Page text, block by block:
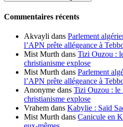
Commentaires récents
Akvayli dans Parlement
l’APN prête allégeance à
Mist Murth dans Tizi Ouzou :
christianisme explose
Mist Murth dans Parlement
l’APN prête allégeance à
Anonyme dans Tizi Ouzou : le
christianisme explose
Vrahem dans Kabylie : Saïd
Mist Murth dans Canicule en